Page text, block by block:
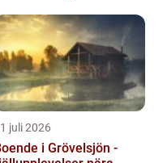
juli 2026
i Grövelsjön -